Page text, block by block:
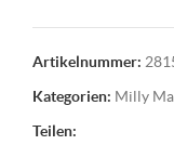
Artikelnummer:
Kategorien: Milly
Teilen: